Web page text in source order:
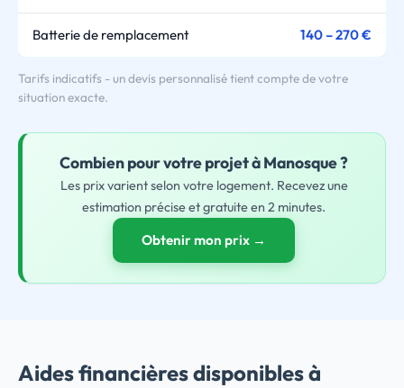
Batterie de remplacement 140 – 270 €
Tarifs indicatifs - un devis personnalisé tient compte de votre
situation exacte.
Combien pourvotreprojet à Manosque ?
Les prix varient selon votre logement. Recevez une
estimation précise et gratuite en 2 minutes.
Obtenir mon prix →
Aides financières disponibles à